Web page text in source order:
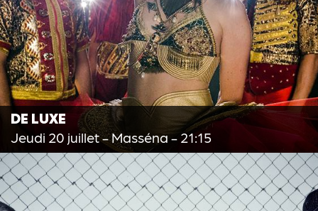
DE LUXE
Jeudi 20 juillet- Masséna - 21:15